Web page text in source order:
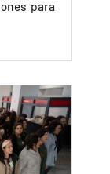
para